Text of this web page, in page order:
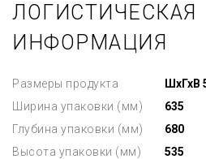
ЛОГИСТИЧЕСКАЯ
ИНФОРМАЦИЯ
Размеры продукта
ШхГхВ
Ширина упаковки (мм)
635
Глубина упаковки (мм)
680
Высота упаковки (мм)
535